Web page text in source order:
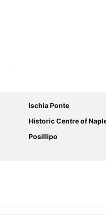
Ischia Ponte
Historic Centre of
Posillipo